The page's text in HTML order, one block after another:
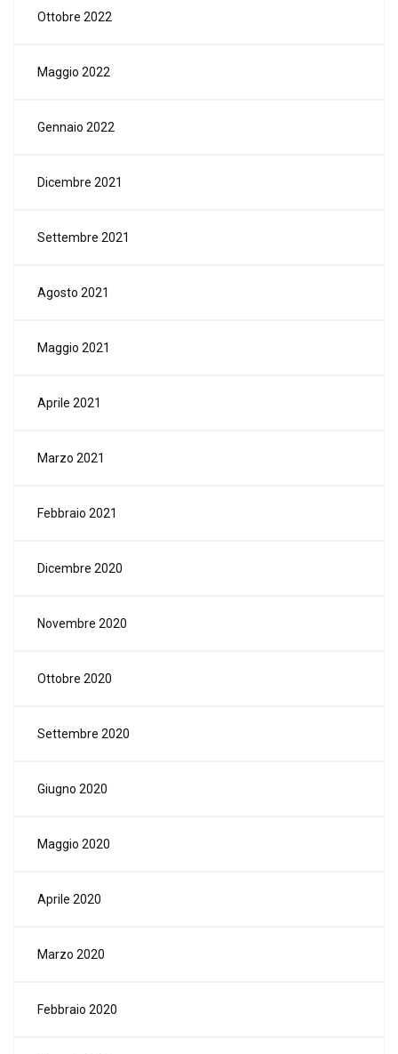
Ottobre 2022
Maggio 2022
Gennaio 2022
Dicembre 2021
Settembre 2021
Agosto 2021
Maggio 2021
Aprile 2021
Marzo 2021
Febbraio 2021
Dicembre 2020
Novembre 2020
Ottobre 2020
Settembre 2020
Giugno 2020
Maggio 2020
Aprile 2020
Marzo 2020
Febbraio 2020